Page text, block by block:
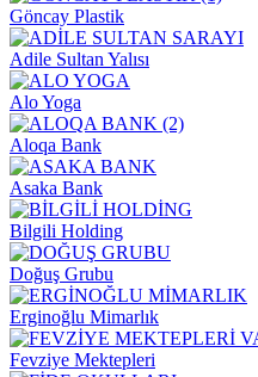
Göncay Plastik
Adile Sultan Yalısı
Alo Yoga
Aloqa Bank
Asaka Bank
Bilgili Holding
Doğuş Grubu
Erginoğlu Mimarlık
Fevziye Mektepleri